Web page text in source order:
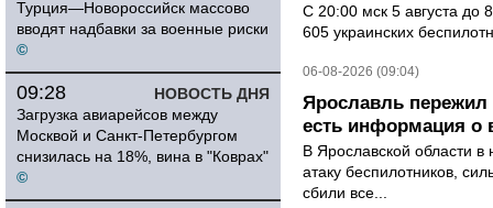
Турция—Новороссийск массово
вводят надбавки за военные риски
©
НОВОСТЬ ДНЯ
09:28
Загрузка авиарейсов между
Москвой и Санкт-Петербургом
снизилась на 18%, вина в "Коврах"
©
С 20:00 мск 5 августа до
605 украинских
06-08-2026 (09:04)
Ярославль пережил
есть информация о
В Ярославской области в
атаку беспилотников,
сбили все...